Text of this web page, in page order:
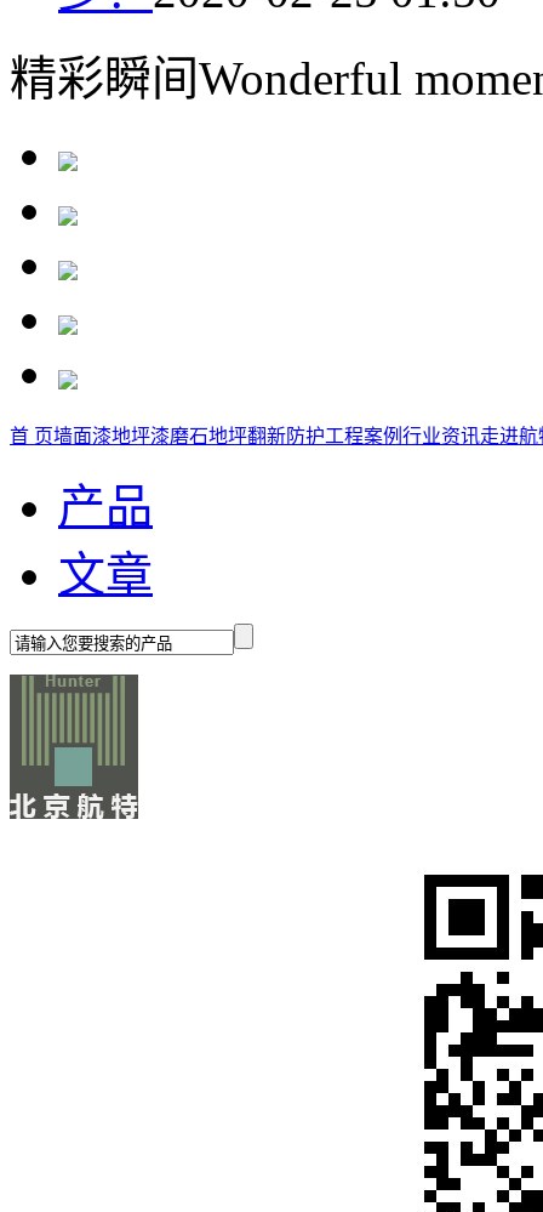
精彩瞬间Wonderful
首 页墙面漆地坪漆磨石地坪翻新防护工程案例 行业资讯走进航
产品
文章